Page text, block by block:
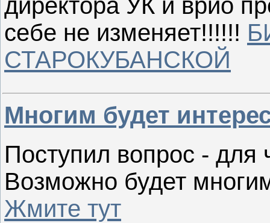
себе не изменяет!!!!!!
СТАРОКУБАНСКОЙ
Многим будет
Поступил вопрос - для
Возможно будет
Жмите тут